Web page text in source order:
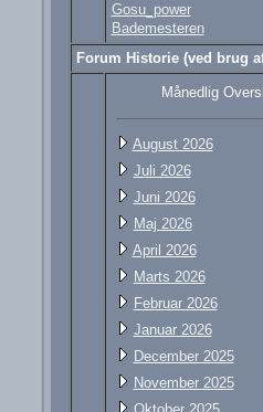
Gosu_power
Bademesteren
Forum Historie (ved brug
Månedlig
August 2026
Juli 2026
Juni 2026
Maj 2026
April 2026
Marts 2026
Februar 2026
Januar 2026
December 2025
November 2025